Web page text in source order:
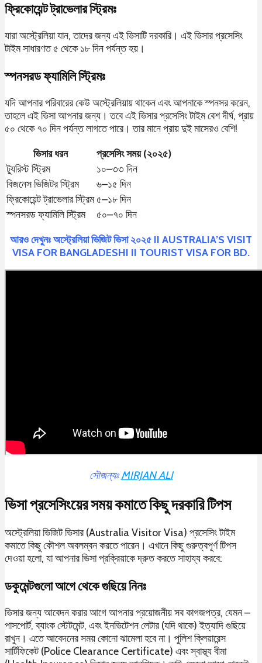
ফ্রিকোয়েন্ট ট্রাভেলার স্ট্রিমঃ
যারা অস্ট্রেলিয়া যান, তাদের জন্য এই ভিসাটি দরকারি। এই ভিসার প্রসেসিং
টাইম সাধারণত ৫ থেকে ১৮ দিন পর্যন্ত হয়।
স্পনসরড ফ্যামিলি স্ট্রিমঃ
যদি আপনার পরিবারের কেউ অস্ট্রেলিয়ায় থাকেন এবং আপনাকে স্পনসর করেন,
তাহলে এই ভিসা আপনার জন্য। তবে এই ভিসার প্রসেসিং টাইম বেশ দীর্ঘ, প্রায়
৫০ থেকে ৭০ দিন পর্যন্ত লাগতে পারে। তার মানে প্রায় দুই মাসেরও বেশি!
ভিসার ধরন
প্রসেসিং সময় (২০২৫)
ট্যুরিস্ট স্ট্রিম
১০–৩৩ দিন
বিজনেস ভিজিটর স্ট্রিম
৬–১৫ দিন
ফ্রিকোয়েন্ট ট্রাভেলার স্ট্রিম ৫–১৮ দিন
স্পনসরড ফ্যামিলি স্ট্রিম
৫০–৭০ দিন
আরও দেখুনঃ অস্ট্রেলিয়া ভিজিট ভিসা ২০২৫ II AUSTRALIA’S VISIT
VISA FOR BANGLADESHI II TOURIST VISA FOR BD.
সৌজন্যঃMIRJAN ALI
ভিসা প্রসেসিংয়ের সময় কমাতে কিছু দরকারি টিপস
অস্ট্রেলিয়া ভিজিট ভিসার (Australia Visitor Visa) প্রসেসিং টাইম
কমাতে কিছু কৌশল অবলম্বন করতে পারেন। এখানে কিছু গুরুত্বপূর্ণ টিপস
দেওয়া হলো, যা আপনার ভিসা প্রক্রিয়াকে দ্রুত করতে সাহায্য করবে:
ডকুমেন্টগুলো আগে থেকে গুছিয়ে নিনঃ
ভিসার জন্য আবেদন করার আগে আপনার প্রয়োজনীয় সব কাগজপত্র, যেমন –
পাসপোর্ট, ব্যাংক স্টেটমেন্ট, এবং ইনভিটেশন লেটার (যদি থাকে) ইত্যাদি গুছিয়ে
রাখুন। এতে আবেদনের সময় কোনো ঝামেলা হবে না। পুলিশ ক্লিয়ারেন্স
সার্টিফিকেট (Police Clearance Certificate) এবং স্বাস্থ্য বীমা